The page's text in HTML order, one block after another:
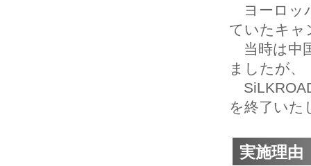
ヨーロッ
ていたキャ
当時は中
ましたが、
を終了いた
実施理由